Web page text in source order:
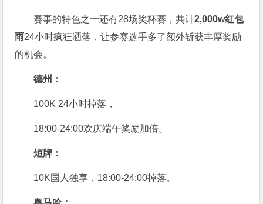
赛事的特色之一还有28场奖杯赛，共计2,000w红包
雨24小时疯狂洒落，让参赛选手多了额外斩获丰厚奖励
的机会。
德州：
100K 24小时掉落，
18:00-24:00欢庆端午奖励加倍。
短牌：
10K国人独享，18:00-24:00掉落。